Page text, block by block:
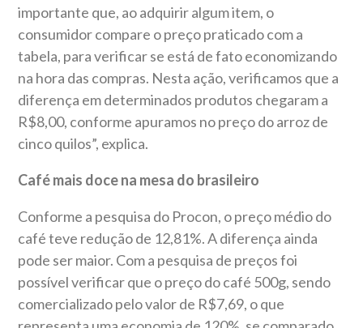
importante que, ao adquirir algum item, o
consumidor compare o preço praticado com a
tabela, para verificar se está de fato economizando
na hora das compras. Nesta ação, verificamos que a
diferença em determinados produtos chegaram a
R$8,00, conforme apuramos no preço do arroz de
cinco quilos”, explica.
Café mais doce na mesa do brasileiro
Conforme a pesquisa do Procon, o preço médio do
café teve redução de 12,81%. A diferença ainda
pode ser maior. Com a pesquisa de preços foi
possível verificar que o preço do café 500g, sendo
comercializado pelo valor de R$7,69, o que